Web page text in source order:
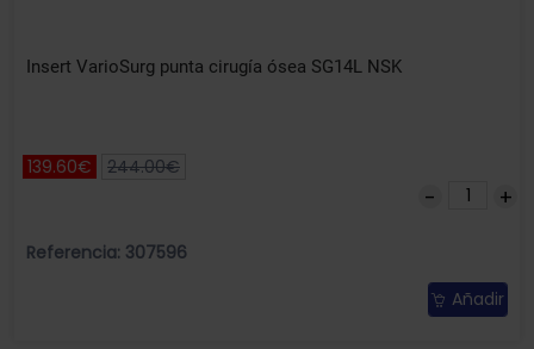
Insert VarioSurg punta cirugía ósea SG14L NSK
139.60€ 244.00€
Referencia: 307596
Añadir